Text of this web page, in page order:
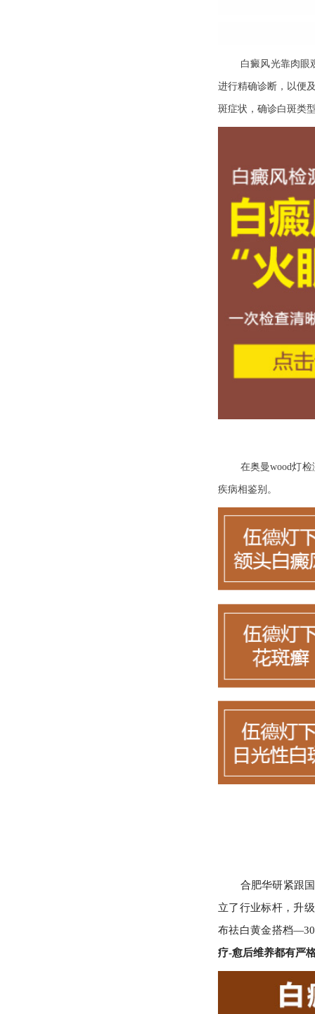
白癜风光靠肉眼
进行精确诊断，以便
斑症状，确诊白斑类
在奥曼wood灯
疾病相鉴别。
合肥华研紧跟
立了行业标杆，升
布祛白黄金搭档
疗-愈后维养都有严